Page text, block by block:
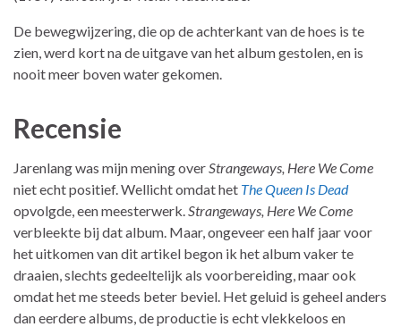
De bewegwijzering, die op de achterkant van de hoes is te
zien, werd kort na de uitgave van het album gestolen, en is
nooit meer boven water gekomen.
Recensie
Jarenlang was mijn mening over Strangeways, Here We Come
niet echt positief. Wellicht omdat het The Queen Is Dead
opvolgde, een meesterwerk. Strangeways, Here We Come
verbleekte bij dat album. Maar, ongeveer een half jaar voor
het uitkomen van dit artikel begon ik het album vaker te
draaien, slechts gedeeltelijk als voorbereiding, maar ook
omdat het me steeds beter beviel. Het geluid is geheel anders
dan eerdere albums, de productie is echt vlekkeloos en